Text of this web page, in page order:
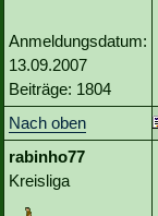
Anmeldungsdatum:
13.09.2007
Beiträge: 1804
Nach oben
rabinho77
Kreisliga